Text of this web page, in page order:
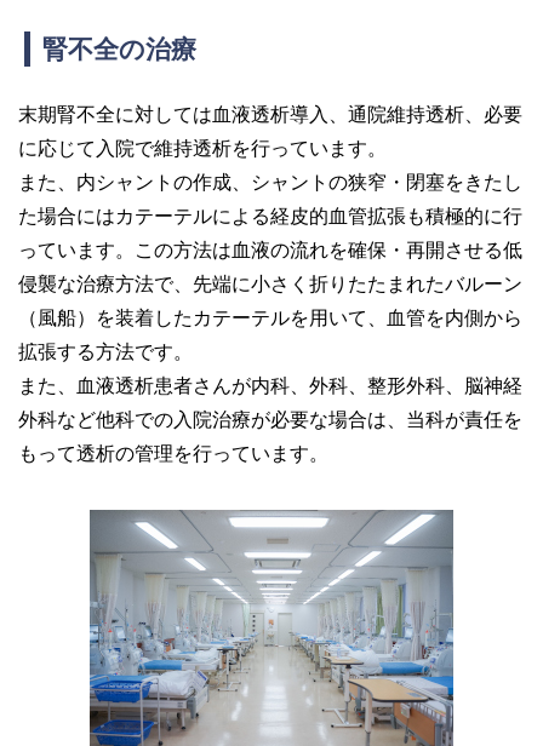
腎不全の治療
末期腎不全に対しては血液透析導入、通院維持透析、必要
に応じて入院で維持透析を行っています。
また、内シャントの作成、シャントの狭窄・閉塞をきたし
た場合にはカテーテルによる経皮的血管拡張も積極的に行
っています。この方法は血液の流れを確保・再開させる低
侵襲な治療方法で、先端に小さく折りたたまれたバルーン
（風船）を装着したカテーテルを用いて、血管を内側から
拡張する方法です。
また、血液透析患者さんが内科、外科、整形外科、脳神経
外科など他科での入院治療が必要な場合は、当科が責任を
もって透析の管理を行っています。